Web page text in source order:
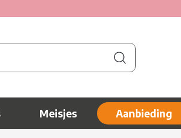
Meisjes Aanbieding